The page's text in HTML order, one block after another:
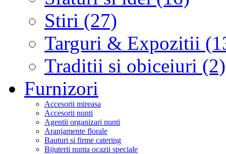
Stiri (27)
Targuri & Expozitii
Traditii si obiceiuri (2)
Furnizori
Accesorii mireasa
Accesorii nunti
Agentii organizari nunti
Aranjamente florale
Bauturi si firme catering
Bijuterii nunta ocazii speciale